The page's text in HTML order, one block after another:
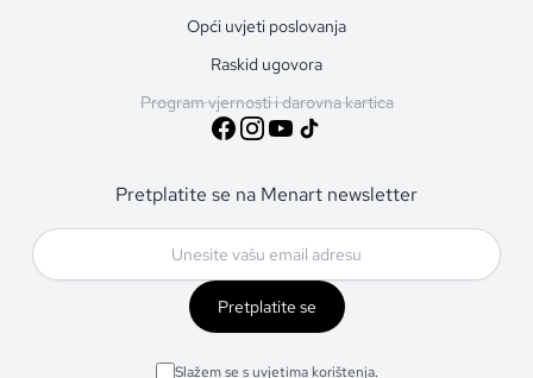
Opći uvjeti poslovanja
Raskid ugovora
Program vjernosti i darovna kartica
Pretplatite se na Menart newsletter
Pretplatite se
Slažem se s uvjetima korištenja.